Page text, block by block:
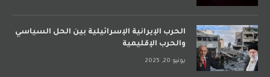
الحرب الإيرانية الإسرائيلية بين الحل السياسي
والحرب الإقليمية
يونيو 20, 2025